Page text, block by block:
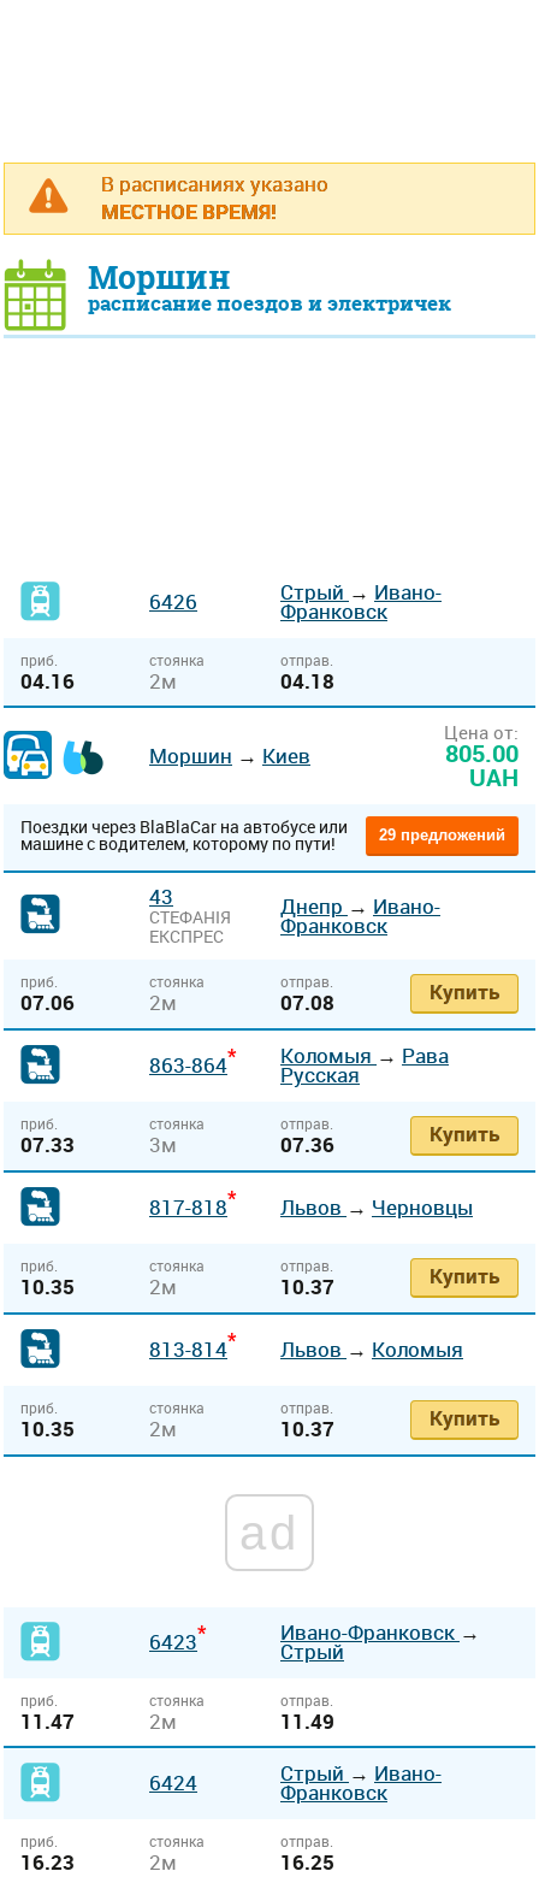
В расписаниях указано
МЕСТНОЕ ВРЕМЯ!
Моршин
расписание поездов и электричек
6426 Стрый → Ивано-
Франковск
приб.
04.16
стоянка
2м
отправ.
04.18
Моршин → Киев
Цена от:
805.00
UAH
Поездки через BlaBlaCar на автобусе или
машине с водителем, которому по пути! 29 предложений
43
СТЕФАНІЯ
ЕКСПРЕС
Днепр → Ивано-
Франковск
приб.
07.06
стоянка
2м
отправ.
07.08 Купить
863-864* Коломыя → Рава
Русская
приб.
07.33
стоянка
3м
отправ.
07.36 Купить
817-818* Львов → Черновцы
приб.
10.35
стоянка
2м
отправ.
10.37 Купить
813-814* Львов → Коломыя
приб.
10.35
стоянка
2м
отправ.
10.37 Купить
ad
6423* Ивано-Франковск →
Стрый
приб.
11.47
стоянка
2м
отправ.
11.49
6424 Стрый → Ивано-
Франковск
приб.
16.23
стоянка
2м
отправ.
16.25